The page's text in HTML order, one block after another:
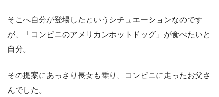
そこへ自分が登場したというシチュエーションなのです
が、「コンビニのアメリカンホットドッグ」が食べたいと
自分。
その提案にあっさり長女も乗り、コンビニに走ったお父さ
んでした。